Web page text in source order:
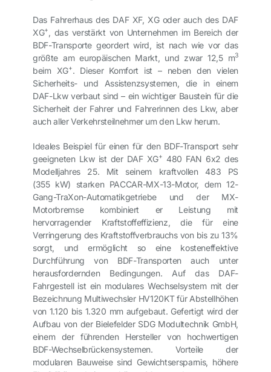
Das Fahrerhaus des DAF XF, XG oder auch des DAF
XG+ , das verstärkt von Unternehmen im Bereich der
BDF-Transporte geordert wird, ist nach wie vor das
größte am europäischen Markt, und zwar 12,5 m3
beim XG+. Dieser Komfort ist – neben den vielen
Sicherheits- und Assistenzsystemen, die in einem
DAF-Lkw verbaut sind – ein wichtiger Baustein für die
Sicherheit der Fahrer und Fahrerinnen des Lkw, aber
auch aller Verkehrsteilnehmer um den Lkw herum.
Ideales Beispiel für einen für den BDF-Transport sehr
geeigneten Lkw ist der DAF XG+ 480 FAN 6x2 des
Modelljahres 25. Mit seinem kraftvollen 483 PS
(355 kW) starken PACCAR-MX-13-Motor, dem 12-
Gang-TraXon-Automatikgetriebe und der MX-
Motorbremse kombiniert er Leistung mit
hervorragender Kraftstoffeffizienz, die für eine
Verringerung des Kraftstoffverbrauchs von bis zu 13%
sorgt, und ermöglicht so eine kosteneffektive
Durchführung von BDF-Transporten auch unter
herausfordernden Bedingungen. Auf das DAF-
Fahrgestell ist ein modulares Wechselsystem mit der
Bezeichnung Multiwechsler HV120KT für Abstellhöhen
von 1.120 bis 1.320 mm aufgebaut. Gefertigt wird der
Aufbau von der Bielefelder SDG Modultechnik GmbH,
einem der führenden Hersteller von hochwertigen
BDF-Wechselbrückensystemen. Vorteile der
modularen Bauweise sind Gewichtsersparnis, höhere